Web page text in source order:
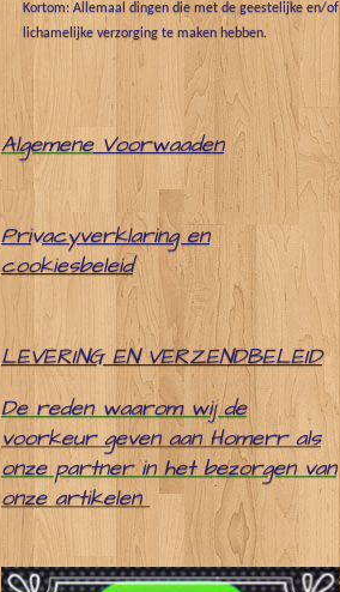
Kortom: Allemaal dingen die met de geestelijke en/of
lichamelijke verzorging te maken hebben.
Algemene Voorwaaden
Privacyverklaring en
cookiesbeleid
LEVERING EN VERZENDBELEID
De reden waarom wij de
voorkeur geven aan Homerr als
onze partner in het bezorgen van
onze artikelen